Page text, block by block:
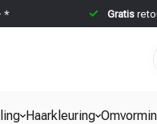
* Gratis
Haarkleuring